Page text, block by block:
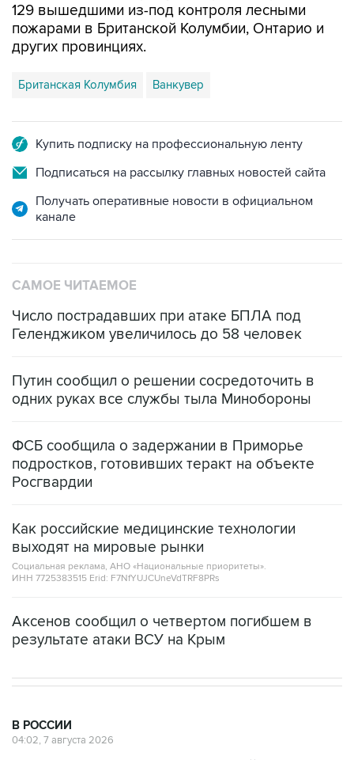
129 вышедшими из-под контроля лесными
пожарами в Британской Колумбии, Онтарио и
других провинциях.
Британская Колумбия Ванкувер
Купить подписку на профессиональную ленту
Подписаться на рассылку главных новостей сайта
Получать оперативные новости в официальном
канале
САМОЕ ЧИТАЕМОЕ
Число пострадавших при атаке БПЛА под
Геленджиком увеличилось до 58 человек
Путин сообщил о решении сосредоточить в
одних руках все службы тыла Минобороны
ФСБ сообщила о задержании в Приморье
подростков, готовивших теракт на объекте
Росгвардии
Как российские медицинские технологии
выходят на мировые рынки
Социальная реклама, АНО «Национальные приоритеты».
ИНН 7725383515 Erid: F7NfYUJCUneVdTRF8PRs
Аксенов сообщил о четвертом погибшем в
результате атаки ВСУ на Крым
В РОССИИ
04:02, 7 августа 2026